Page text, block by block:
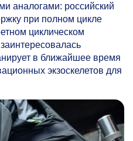
аналогами: российский
при полном цикле
циклическом
в ближайшее время
экзоскелетов для